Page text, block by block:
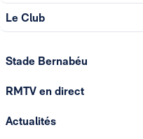
Le Club
Stade Bernabéu
RMTV en direct
Actualités